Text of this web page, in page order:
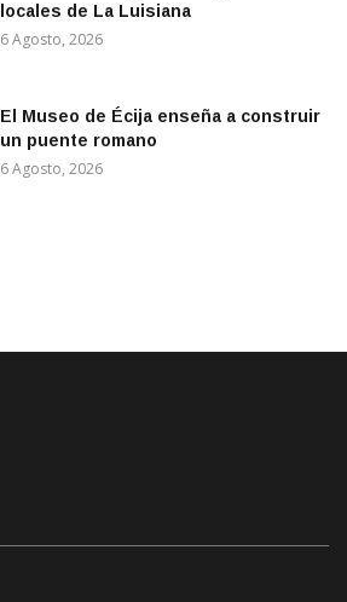
locales de La Luisiana
6 Agosto, 2026
El Museo de Écija enseña a construir
un puente romano
6 Agosto, 2026